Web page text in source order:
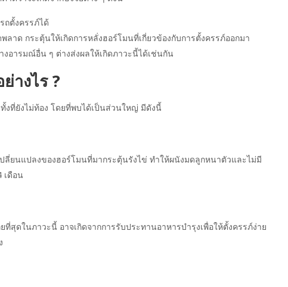
ถตั้งครรภ์ได้
ลาด กระตุ้นให้เกิดการหลั่งฮอร์โมนที่เกี่ยวข้องกับการตั้งครรภ์ออกมา
อารมณ์อื่น ๆ ต่างส่งผลให้เกิดภาวะนี้ได้เช่นกัน
างไร ?
งที่ยังไม่ท้อง โดยที่พบได้เป็นส่วนใหญ่ มีดังนี้
ลี่ยนแปลงของฮอร์โมนที่มากระตุ้นรังไข่ ทำให้ผนังมดลูกหนาตัวและไม่มี
เดือน
สุดในภาวะนี้ อาจเกิดจากการรับประทานอาหารบำรุงเพื่อให้ตั้งครรภ์ง่าย